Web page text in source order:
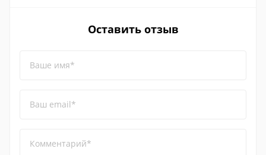
Оставить отзыв
Ваше имя*
Ваш email*
Комментарий*